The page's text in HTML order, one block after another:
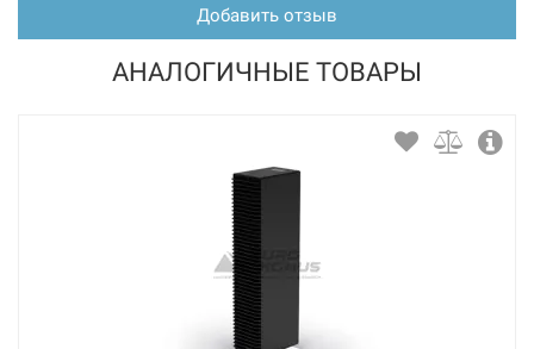
Добавить отзыв
АНАЛОГИЧНЫЕ ТОВАРЫ